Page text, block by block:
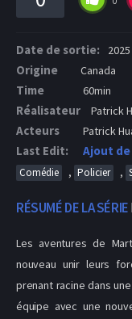
Date de sortie: 2025
Origine Canada
Time 60min
Réalisateur Patrick
Acteurs Patrick
Last Edit: Ajout de
Comédie , Policier ,
RÉSUMÉ DE LA SÉRIE
Les aventures de
nouveau unir leurs
prenant racine dans
équipe avec une